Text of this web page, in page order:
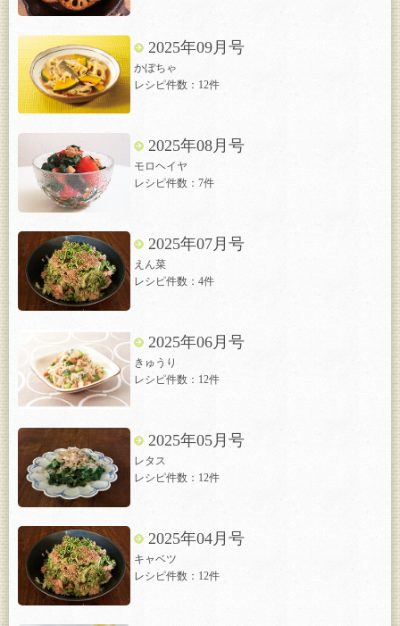
2025年09月号
かぼちゃ
レシピ件数：12件
2025年08月号
モロヘイヤ
レシピ件数：7件
2025年07月号
えん菜
レシピ件数：4件
2025年06月号
きゅうり
レシピ件数：12件
2025年05月号
レタス
レシピ件数：12件
2025年04月号
キャベツ
レシピ件数：12件